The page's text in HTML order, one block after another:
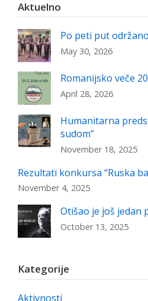
Aktuelno
Po peti put
May 30, 2026
Romanijsko veče
April 28, 2026
Humanitarna
sudom”
November 18, 2025
Rezultati konkursa “Ruska
November 4, 2025
Otišao je još jedan
October 13, 2025
Kategorije
Aktivnosti